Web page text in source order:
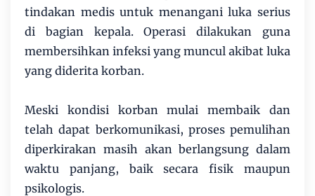
tindakan medis untuk menangani luka serius
di bagian kepala. Operasi dilakukan guna
membersihkan infeksi yang muncul akibat luka
yang diderita korban.
Meski kondisi korban mulai membaik dan
telah dapat berkomunikasi, proses pemulihan
diperkirakan masih akan berlangsung dalam
waktu panjang, baik secara fisik maupun
psikologis.